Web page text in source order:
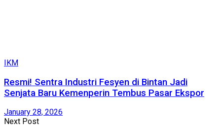
IKM
Resmi! Sentra Industri Fesyen di Bintan Jadi
Senjata Baru Kemenperin Tembus Pasar Ekspor
January 28, 2026
Next Post